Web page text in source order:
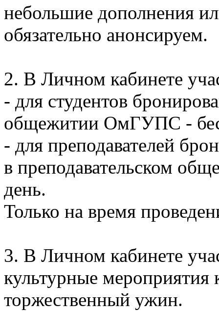
небольшие дополнения
обязательно анонсируем.
2. В Личном кабинете
- для студентов
общежитии ОмГУПС -
- для преподавателей
в преподавательском
день.
Только на время
3. В Личном кабинете
культурные мероприятия
торжественный ужин.